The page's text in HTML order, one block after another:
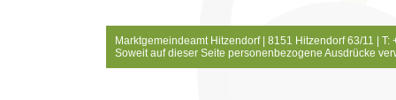
Marktgemeindeamt Hitzendorf | 8151 Hitzendorf 63/11 |
Soweit auf dieser Seite personenbezogene Ausdrücke